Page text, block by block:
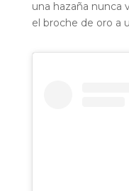
una hazaña
el broche de oro a